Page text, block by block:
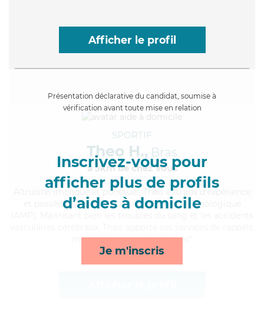
Afficher le profil
Présentation déclarative du candidat, soumise à
vérification avant toute mise en relation
Inscrivez-vous pour
afficher plus de profils
d’aides à domicile
Je m'inscris
SPORTIF
Theo H., Bras
à 5km de chez Vous
, impliqué et ponctuel, Theo a 10 ans d'expérience
et possède un diplôme d'Aide Médico-Psychologique
mobilité, transports et repas*